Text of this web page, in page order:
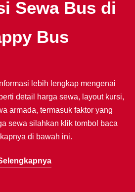
Sewa Bus di
Bus
lebih lengkap mengenai
detail harga sewa, layout kursi,
armada, termasuk faktor yang
sewa silahkan klik tombol baca
di bawah ini.